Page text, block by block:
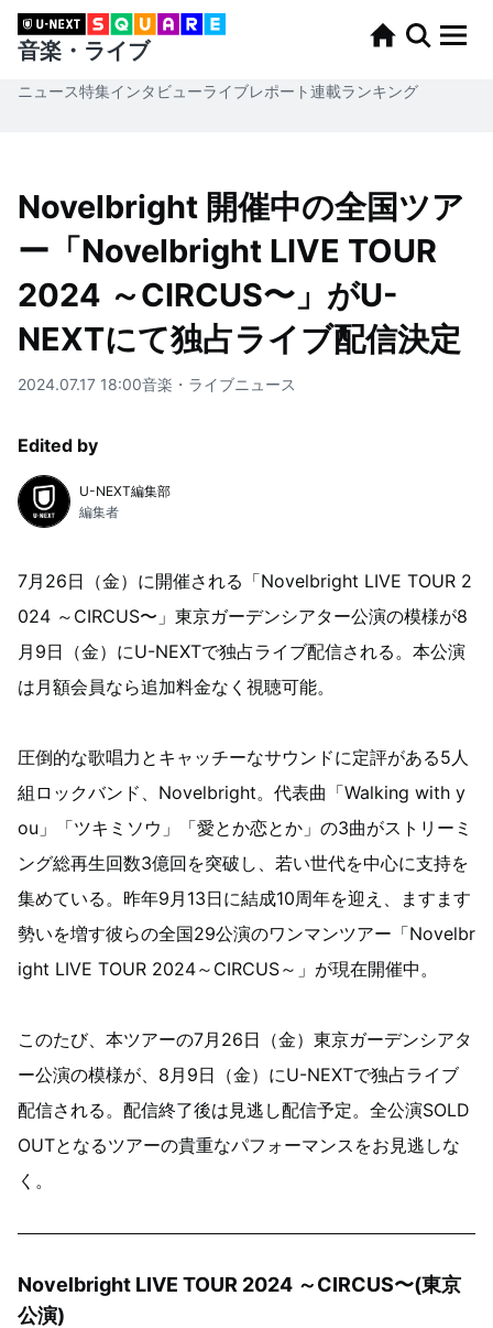
音楽・ライブ
ニュース特集インタビューライブレポート連載ランキング
Novelbright 開催中の全国ツア
ー「Novelbright LIVE TOUR
2024 ～CIRCUS〜」がU-
NEXTにて独占ライブ配信決定
2024.07.17 18:00音楽・ライブニュース
Edited by
U-NEXT編集部
編集者
7月26日（金）に開催される「Novelbright LIVE TOUR 2
024 ～CIRCUS〜」東京ガーデンシアター公演の模様が8
月9日（金）にU-NEXTで独占ライブ配信される。本公演
は月額会員なら追加料金なく視聴可能。
圧倒的な歌唱力とキャッチーなサウンドに定評がある5人
組ロックバンド、Novelbright。代表曲「Walking with y
ou」「ツキミソウ」「愛とか恋とか」の3曲がストリーミ
ング総再生回数3億回を突破し、若い世代を中心に支持を
集めている。昨年9月13日に結成10周年を迎え、ますます
勢いを増す彼らの全国29公演のワンマンツアー「Novelbr
ight LIVE TOUR 2024～CIRCUS～」が現在開催中。
このたび、本ツアーの7月26日（金）東京ガーデンシアタ
ー公演の模様が、8月9日（金）にU-NEXTで独占ライブ
配信される。配信終了後は見逃し配信予定。全公演SOLD
OUTとなるツアーの貴重なパフォーマンスをお見逃しな
く。
Novelbright LIVE TOUR 2024 ～CIRCUS〜(東京
公演)